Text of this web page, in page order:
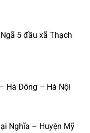
5 đầu xã Thạch
Hà Đông – Hà Nội
Nghĩa – Huyện Mỹ